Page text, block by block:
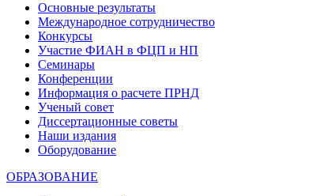
Основные результаты
Международное сотрудничество
Конкурсы
Участие ФИАН в ФЦП и НП
Семинары
Конференции
Информация о расчете ПРНД
Ученый совет
Диссертационные советы
Наши издания
Оборудование
ОБРАЗОВАНИЕ